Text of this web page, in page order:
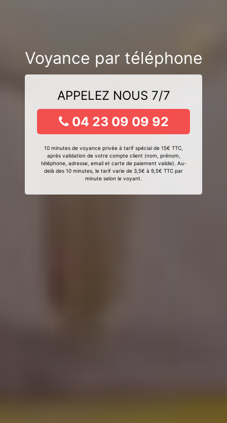
Voyance par téléphone
APPELEZ NOUS 7/7
04 23 09 09 92
10 minutes de voyance privée à tarif spécial de 15€ TTC,
après validation de votre compte client (nom, prénom,
téléphone, adresse, email et carte de paiement valide). Au-
delà des 10 minutes, le tarif varie de 3,5€ à 9,5€ TTC par
minute selon le voyant.